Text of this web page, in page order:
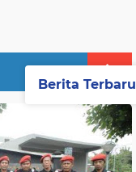
Berita Terbaru